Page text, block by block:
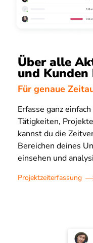
Über alle
und
Für genaue
Erfasse ganz
Tätigkeiten,
kannst du die
Bereichen deines
einsehen und
Projektzeiterfassung